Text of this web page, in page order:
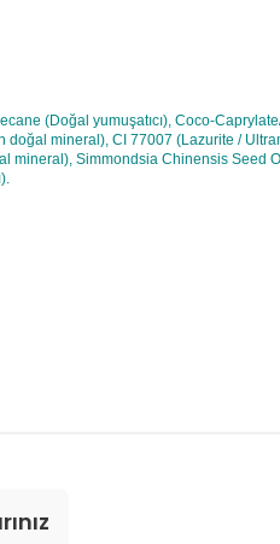
(Doğal yumuşatıcı), Coco-
mineral), CI 77007 (Lazurite /
Simmondsia Chinensis Seed